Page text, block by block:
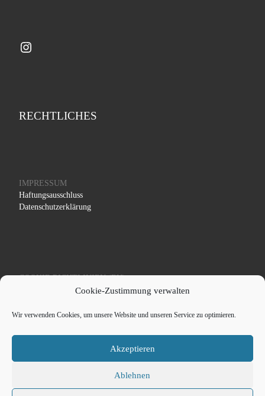
Cookie-Zustimmung verwalten
Wir verwenden Cookies, um unsere Website und unseren Service zu optimieren.
Akzeptieren
Ablehnen
Instagram
RECHTLICHES
IMPRESSUM
Haftungsausschluss
Datenschutzerklärung
COOKIE RICHTLINIEN (EU)
Präsentiert vonWP– Entworfen mit demCustomizr-Theme